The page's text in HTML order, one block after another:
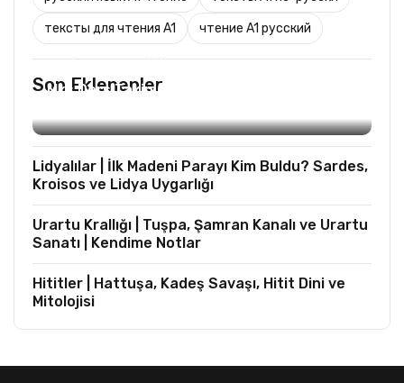
тексты для чтения A1 чтение A1 русский
Son Eklenenler
Mks Ders Takip (Turizm ve Mesleki Dersler
Lidyalılar | İlk Madeni Parayı Kim Buldu? Sardes,
Kroisos ve Lidya Uygarlığı
Urartu Krallığı | Tuşpa, Şamran Kanalı ve Urartu
Sanatı | Kendime Notlar
Hititler | Hattuşa, Kadeş Savaşı, Hitit Dini ve
Mitolojisi